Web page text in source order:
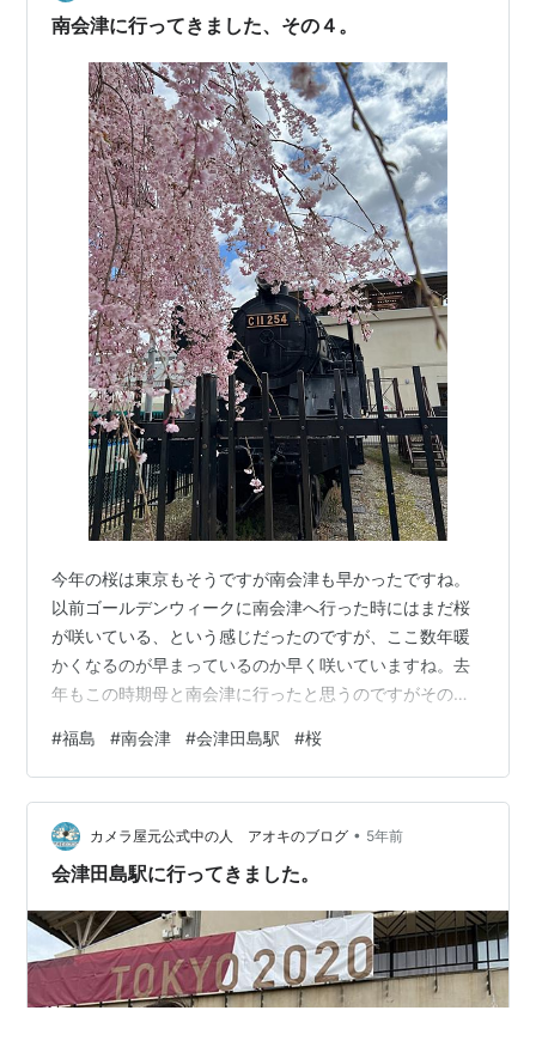
まあ、そういうところも会津田島の良さなんですけどね♪
南会津に行ってきました、その４。
今年の桜は東京もそうですが南会津も早かったですね。
以前ゴールデンウィークに南会津へ行った時にはまだ桜
が咲いている、という感じだったのですが、ここ数年暖
かくなるのが早まっているのか早く咲いていますね。去
年もこの時期母と南会津に行ったと思うのですがその時
ありますが、今回はもう既に散っていて緑の葉が出てい
ました。田島の街もそんなに雪は多く無かったみたいで
すね。ちょうどコロナが流行る前の3月にも南会津に行っ
たのですが、あの時は全然雪が降らなくてスキー場がオ
ープンできなかった、みたいな話もありましたよね。温
#福島 #南会津 #会津田島駅 #桜
カメラ屋元公式中の人 アオキのブログ • 5年前
会津田島駅に行ってきました。